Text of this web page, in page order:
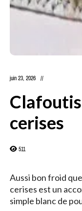
juin 23, 2026
cerises
511
Aussi bon froid
cerises est un
simple blanc de